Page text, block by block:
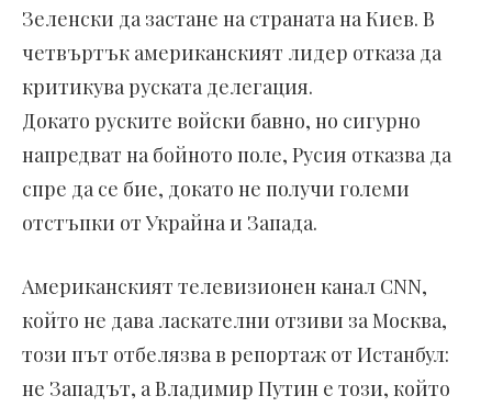
Зеленски да застане на страната на Киев. В
четвъртък американският лидер отказа да
критикува руската делегация.
Докато руските войски бавно, но сигурно
напредват на бойното поле, Русия отказва да
спре да се бие, докато не получи големи
отстъпки от Украйна и Запада.
Американският телевизионен канал CNN,
който не дава ласкателни отзиви за Москва,
този път отбелязва в репортаж от Истанбул:
не Западът, а Владимир Путин е този, който